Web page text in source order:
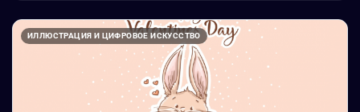
ИЛЛЮСТРАЦИЯ И ЦИФРОВОЕ ИСКУССТВО